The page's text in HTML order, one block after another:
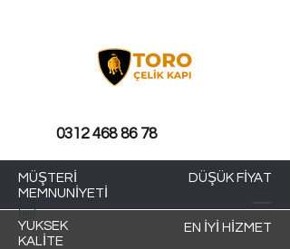
MÜŞTERİ
MEMNUNİYETİ
DÜŞÜK FİYAT
YÜKSEK
KALİTE
EN İYİ HİZMET
0312 468 86 78